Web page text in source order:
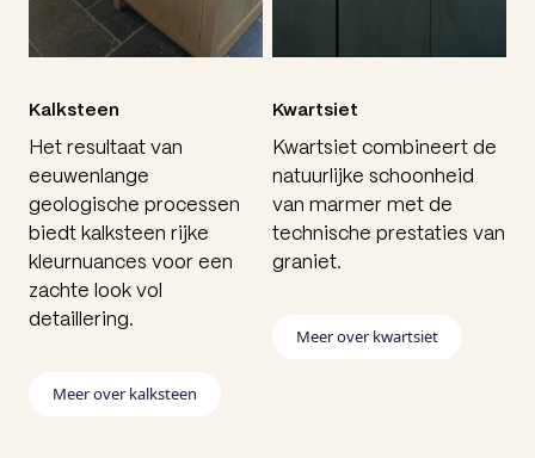
Kalksteen
Het resultaat van
eeuwenlange
geologische processen
biedt kalksteen rijke
kleurnuances voor een
zachte look vol
detaillering.
Meer over kalksteen
Kwartsiet
Kwartsiet combineert de
natuurlijke schoonheid
van marmer met de
technische prestaties van
graniet.
Meer over kwartsiet